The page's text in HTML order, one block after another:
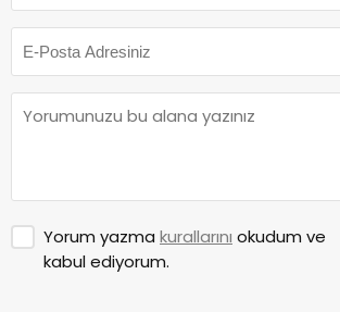
Yorum yazma kurallarını okudum ve
kabul ediyorum.